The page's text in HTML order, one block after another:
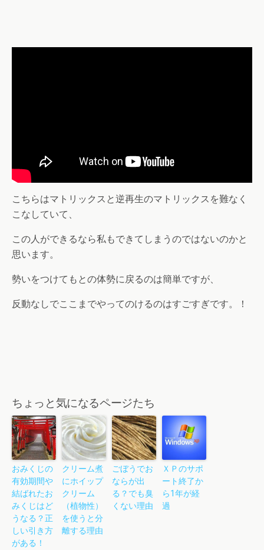
こちらはマトリックスと逆再生のマトリックスを難なく
こなしていて、
この人ができるなら私もできてしまうのではないのかと
思います。
勢いをつけてもとの体勢に戻るのは簡単ですが、
反動なしでここまでやってのけるのはすごすぎです。！
ちょっと気になるページたち
おみくじの
有効期間や
結ばれたお
みくじはど
うなる？正
しい引き方
がある！
クリーム煮
にホイップ
クリーム
（植物性）
を使うと分
離する理由
ごぼうでお
ならが出
る？でも臭
くない理由
ＸＰのサポ
ート終了か
ら1年が経
過